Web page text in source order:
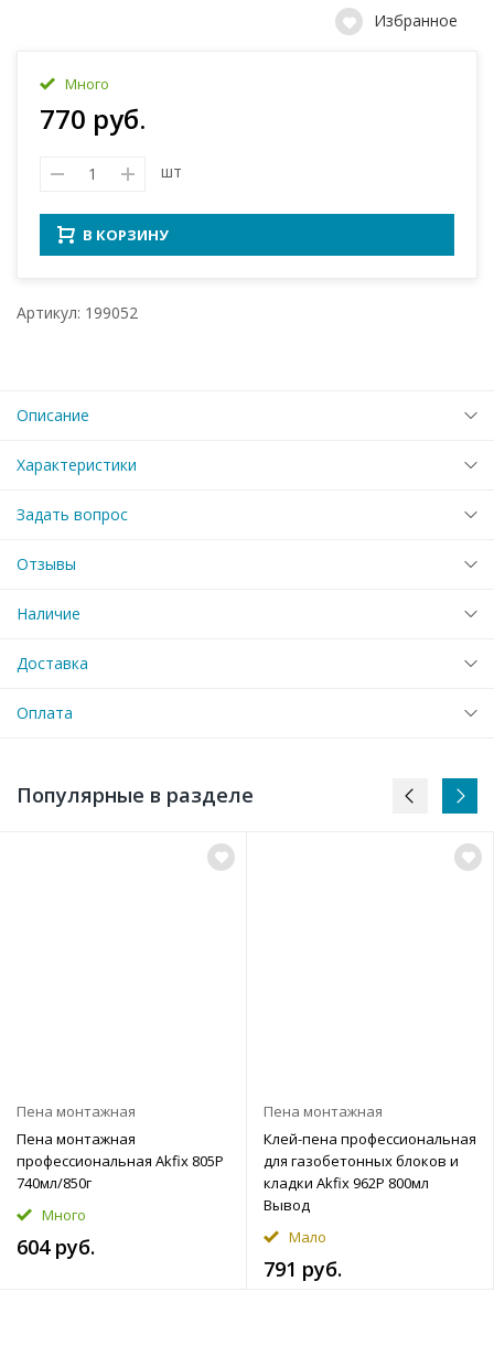
Избранное
Много
770 руб.
шт
В КОРЗИНУ
Артикул: 199052
Описание
Характеристики
Задать вопрос
Отзывы
Наличие
Доставка
Оплата
Популярные в разделе
Пена монтажная
Пена монтажная
профессиональная Akfix 805Р
740мл/850г
Много
604 руб.
Пена монтажная
Клей-пена профессиональная
для газобетонных блоков и
кладки Akfix 962P 800мл
Вывод
Мало
791 руб.